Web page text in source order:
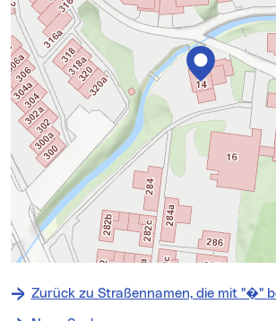
⇧ Zurück zu Straßennamen, die mit "�"